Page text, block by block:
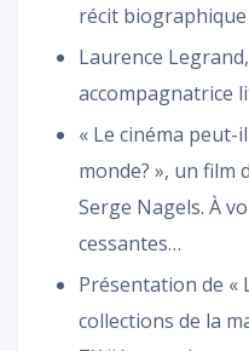
récit
Laurence
accompagnatrice
« Le cinéma peut-
monde? », un film
Serge Nagels. À
cessantes…
Présentation de «
collections de la